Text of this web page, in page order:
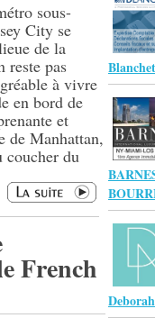
sous-
City se
de la
reste pas
à vivre
en bord de
et
de Manhattan,
coucher du
French